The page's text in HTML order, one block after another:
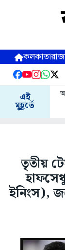
কলকাতা
এই
মুহূর্তে
তৃতীয়
ইনিংস),